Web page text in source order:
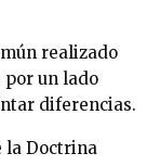
realizado
por un lado
diferencias.
la Doctrina